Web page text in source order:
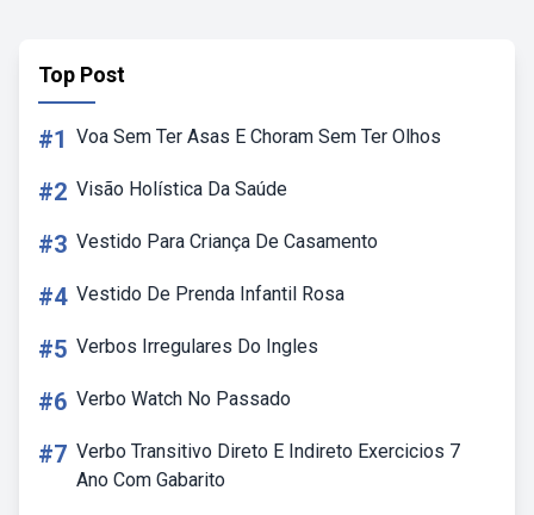
Top Post
#1 Voa Sem Ter Asas E Choram Sem Ter Olhos
#2 Visão Holística Da Saúde
#3 Vestido Para Criança De Casamento
#4 Vestido De Prenda Infantil Rosa
#5 Verbos Irregulares Do Ingles
#6 Verbo Watch No Passado
#7 Verbo Transitivo Direto E Indireto Exercicios 7
Ano Com Gabarito